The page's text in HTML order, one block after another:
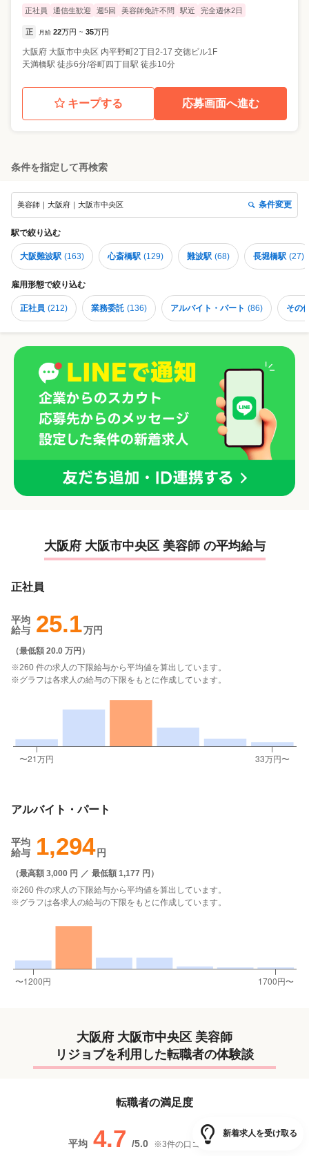
正社員 通信生歓迎 週5回 美容師免許不問 駅近 完全週休2日
正 月給 22万円 ~ 35万円
大阪府 大阪市中央区 内平野町2丁目2-17 交徳ビル1F
天満橋駅 徒歩6分/谷町四丁目駅 徒歩10分
キープする 応募画面へ進む
条件を指定して再検索
美容師｜大阪府｜大阪市中央区 条件変更
駅で絞り込む
大阪難波駅 (163) 心斎橋駅 (129) 難波駅 (68) 長堀橋駅 (27)
雇用形態で絞り込む
正社員 (212) 業務委託 (136) アルバイト・パート (86) その
大阪府 大阪市中央区 美容師 の平均給与
正社員
平均
給与 25.1万円
（最低額 20.0 万円 ）
※260 件の求人の下限給与から平均値を算出しています。
※グラフは各求人の給与の下限をもとに作成しています。
アルバイト・パート
平均
給与
1,294 円
（最高額 3,000 円 ／ 最低額 1,177 円 ）
※260 件の求人の下限給与から平均値を算出しています。
※グラフは各求人の給与の下限をもとに作成しています。
大阪府 大阪市中央区 美容師
リジョブを利用した転職者の体験談
転職者の満足度
平均 4.7 /5.0 ※3件の口コミに基づく
新着求人を受け取る